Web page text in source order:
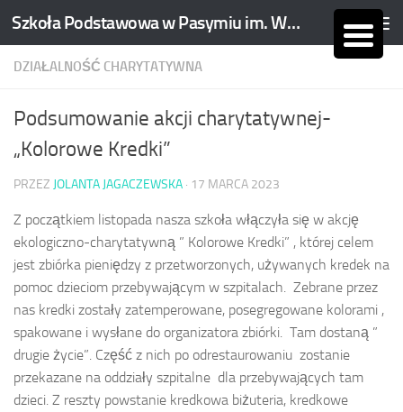
Skip to content Szkoła Podstawowa w Pasymiu im. Wojciecha Kętrzyńskiego
DZIAŁALNOŚĆ CHARYTATYWNA
Podsumowanie akcji charytatywnej-
„Kolorowe Kredki”
PRZEZ JOLANTA JAGACZEWSKA · 17 MARCA 2023
Z początkiem listopada nasza szkoła włączyła się w akcję
ekologiczno-charytatywną ” Kolorowe Kredki” , której celem
jest zbiórka pieniędzy z przetworzonych, używanych kredek na
pomoc dzieciom przebywającym w szpitalach. Zebrane przez
nas kredki zostały zatemperowane, posegregowane kolorami ,
spakowane i wysłane do organizatora zbiórki. Tam dostaną ”
drugie życie”. Część z nich po odrestaurowaniu zostanie
przekazane na oddziały szpitalne dla przebywających tam
dzieci. Z reszty powstanie kredkowa biżuteria, kredkowe